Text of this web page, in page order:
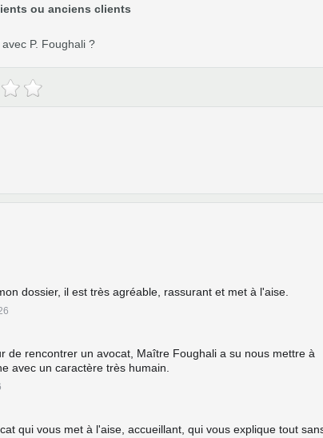
ou anciens clients
P. Foughali ?
dossier, il est très agréable, rassurant et met à l'aise.
de rencontrer un avocat, Maître Foughali a su nous mettre à
avec un caractère très humain.
qui vous met à l'aise, accueillant, qui vous explique tout